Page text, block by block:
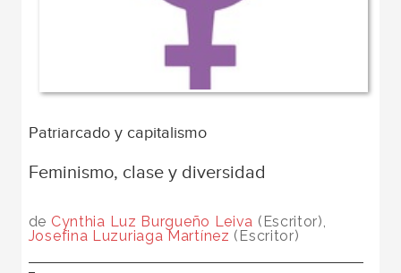
Patriarcado y capitalismo
Feminismo, clase y diversidad
de Cynthia Luz Burgueño Leiva (Escritor),
Josefina Luzuriaga Martínez (Escritor)